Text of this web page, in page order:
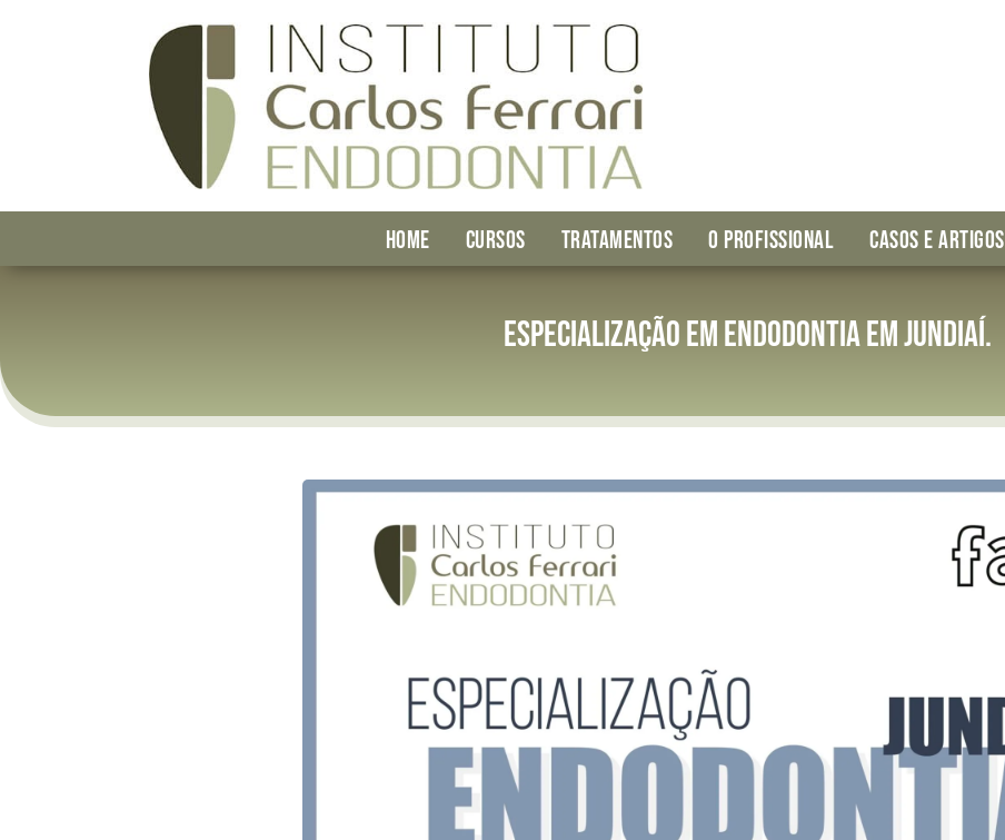
HOME CURSOS TRATAMENTOS O PROFISSIONAL CASOS E ARTIGOS
Especialização em endodontia em Jundiaí.